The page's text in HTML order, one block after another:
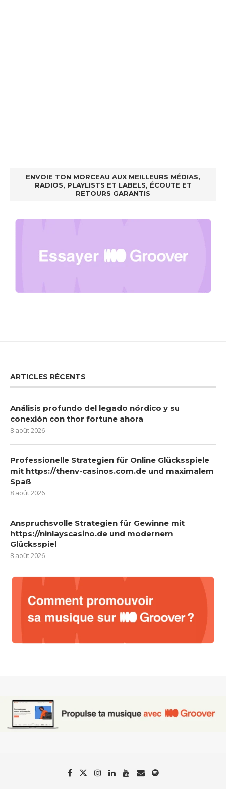
ENVOIE TON MORCEAU AUX MEILLEURS MÉDIAS,
RADIOS, PLAYLISTS ET LABELS, ÉCOUTE ET
RETOURS GARANTIS
ARTICLES RÉCENTS
Análisis profundo del legado nórdico y su
conexión con thor fortune ahora
8 août 2026
Professionelle Strategien für Online Glücksspiele
mit https://thenv-casinos.com.de und maximalem
Spaß
8 août 2026
Anspruchsvolle Strategien für Gewinne mit
https://ninlayscasino.de und modernem
Glücksspiel
8 août 2026